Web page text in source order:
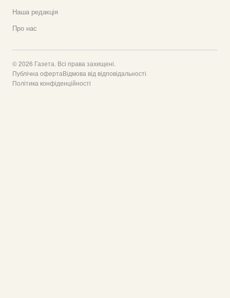
Наша редакція
Про нас
© 2026 Газета. Всі права захищені.
Публічна офертаВідмова від відповідальності
Політика конфіденційності